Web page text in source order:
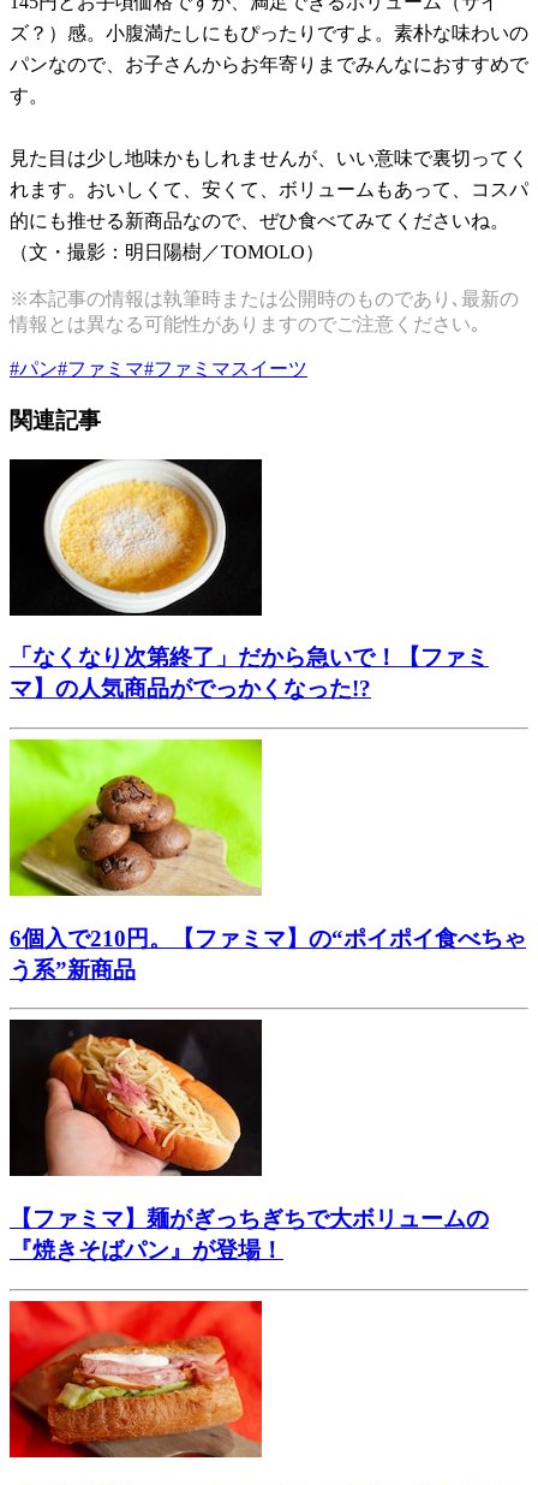
ズ？）感。小腹満たしにもぴったりですよ。素朴な味わいの
パンなので、お子さんからお年寄りまでみんなにおすすめで
す。
見た目は少し地味かもしれませんが、いい意味で裏切ってく
れます。おいしくて、安くて、ボリュームもあって、コスパ
的にも推せる新商品なので、ぜひ食べてみてくださいね。
（文・撮影：明日陽樹／TOMOLO）
※本記事の情報は執筆時または公開時のものであり､最新の
情報とは異なる可能性がありますのでご注意ください｡
#パン#ファミマ#ファミマスイーツ
関連記事
「なくなり次第終了」だから急いで！【ファミ
マ】の人気商品がでっかくなった!?
6個入で210円。【ファミマ】の“ポイポイ食べちゃ
う系”新商品
【ファミマ】麺がぎっちぎちで大ボリュームの
『焼きそばパン』が登場！